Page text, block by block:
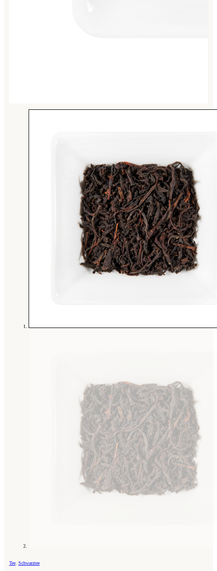
Tee, Schwarztee